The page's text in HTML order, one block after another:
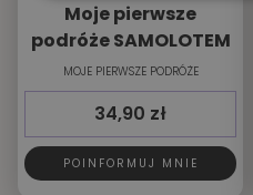
Moje pierwsze
podróże SAMOLOTEM
MOJE PIERWSZE PODRÓŻE
34,90 zł
POINFORMUJ MNIE